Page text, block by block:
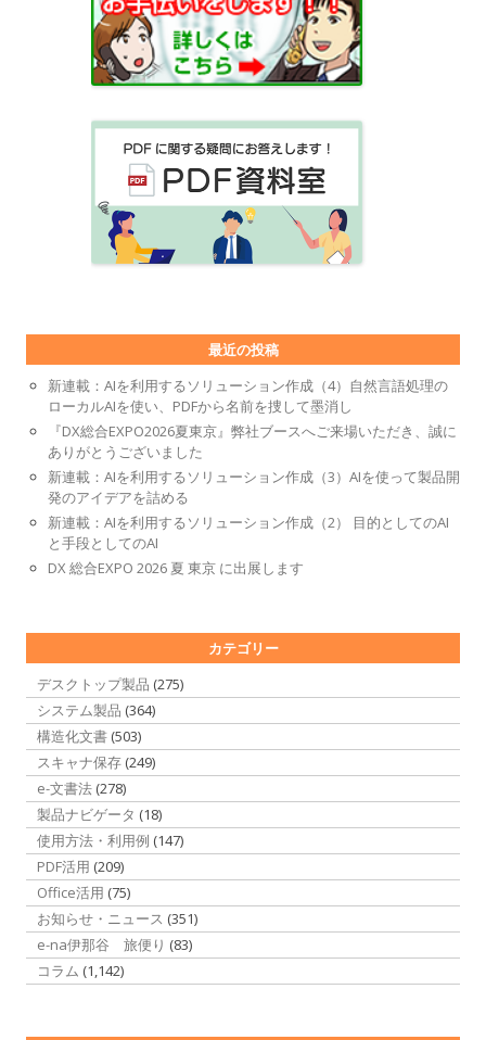
最近の投稿
新連載：AIを利用するソリューション作成（4）自然言語処理の
ローカルAIを使い、PDFから名前を捜して墨消し
『DX総合EXPO2026夏東京』弊社ブースへご来場いただき、誠に
ありがとうございました
新連載：AIを利用するソリューション作成（3）AIを使って製品開
発のアイデアを詰める
新連載：AIを利用するソリューション作成（2） 目的としてのAI
と手段としてのAI
DX 総合EXPO 2026 夏 東京 に出展します
カテゴリー
デスクトップ製品 (275)
システム製品 (364)
構造化文書 (503)
スキャナ保存 (249)
e-文書法 (278)
製品ナビゲータ (18)
使用方法・利用例 (147)
PDF活用 (209)
Office活用 (75)
お知らせ・ニュース (351)
e-na伊那谷 旅便り (83)
コラム (1,142)